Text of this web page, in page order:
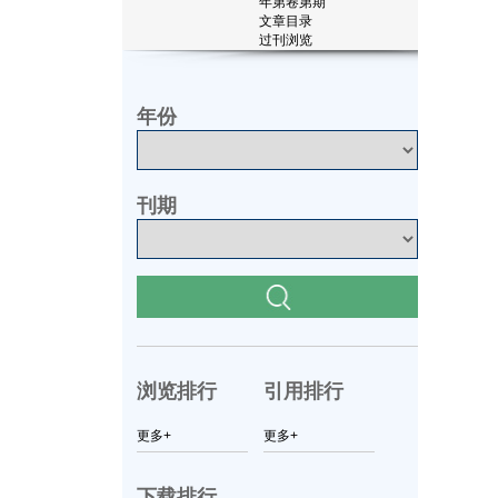
文章目录
过刊浏览
年份
刊期
浏览排行
更多+
引用排行
更多+